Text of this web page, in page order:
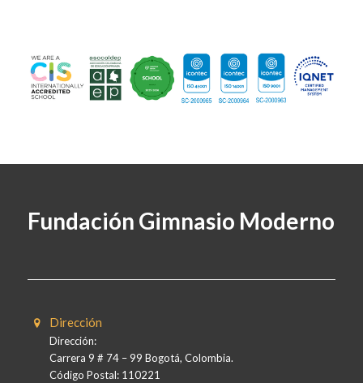
Fundación Gimnasio Moderno
Dirección
Dirección:
Carrera 9 # 74 – 99 Bogotá, Colombia.
Código Postal: 110221